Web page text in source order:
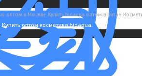
оптом в Москве. Купить bioaqua оптом в Китае.
Купить оптом косметика bioaqua.